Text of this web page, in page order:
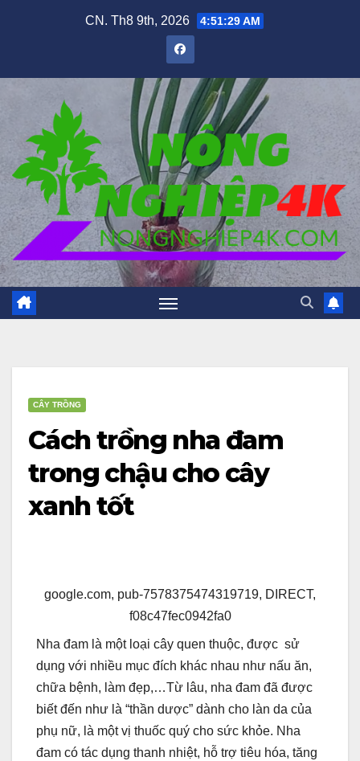
CN. Th8 9th, 2026 4:51:31 AM
CÂY TRỒNG
Cách trồng nha đam
trong chậu cho cây
xanh tốt
google.com, pub-7578375474319719, DIRECT,
f08c47fec0942fa0
Nha đam là một loại cây quen thuộc, được sử
dụng với nhiều mục đích khác nhau như nấu ăn,
chữa bệnh, làm đẹp,…Từ lâu, nha đam đã được
biết đến như là “thần dược” dành cho làn da của
phụ nữ, là một vị thuốc quý cho sức khỏe. Nha
đam có tác dụng thanh nhiệt, hỗ trợ tiêu hóa, tăng